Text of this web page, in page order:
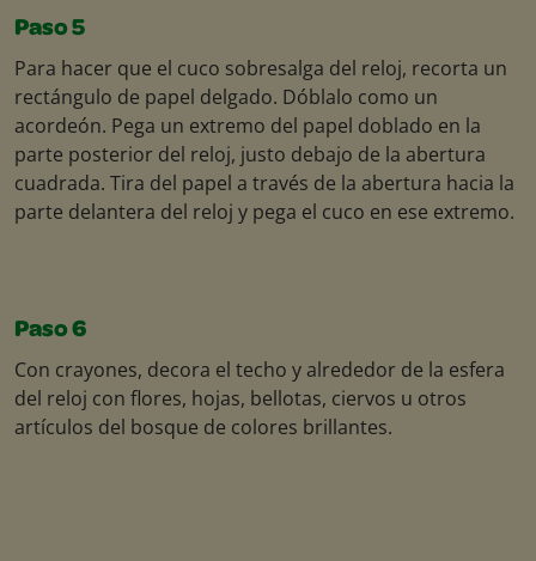
Paso 5
Para hacer que el cuco sobresalga del reloj, recorta un
rectángulo de papel delgado. Dóblalo como un
acordeón. Pega un extremo del papel doblado en la
parte posterior del reloj, justo debajo de la abertura
cuadrada. Tira del papel a través de la abertura hacia la
parte delantera del reloj y pega el cuco en ese extremo.
Paso 6
Con crayones, decora el techo y alrededor de la esfera
del reloj con flores, hojas, bellotas, ciervos u otros
artículos del bosque de colores brillantes.